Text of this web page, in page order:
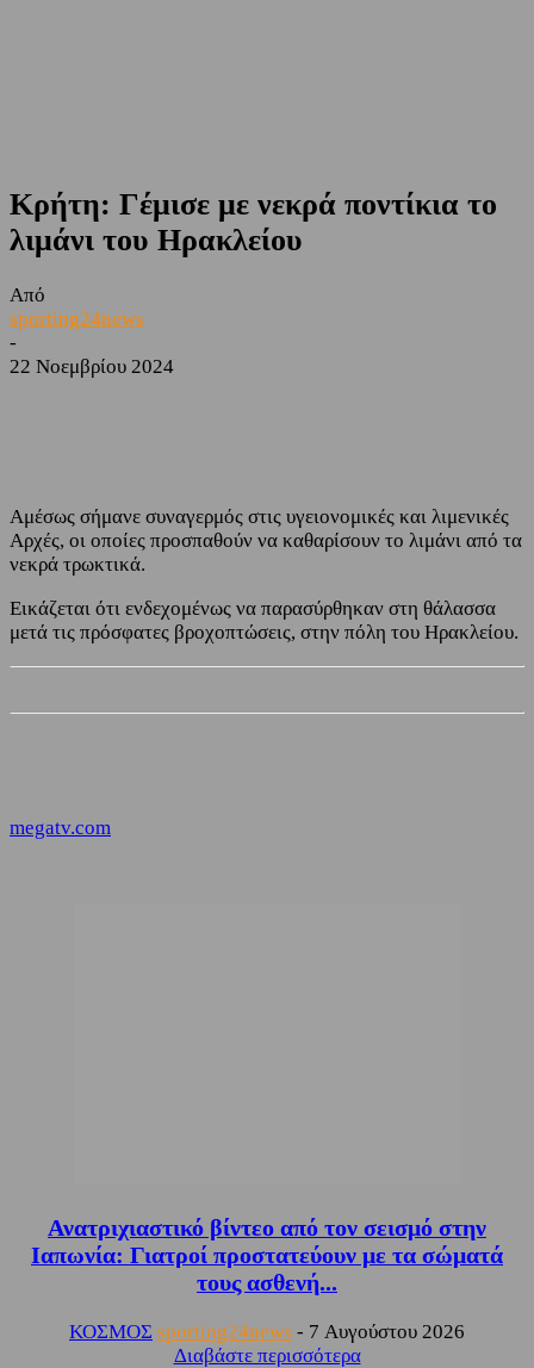
Κρήτη: Γέμισε με νεκρά ποντίκια το
λιμάνι του Ηρακλείου
Από
sporting24news
-
22 Νοεμβρίου 2024
Αμέσως σήμανε συναγερμός στις υγειονομικές και λιμενικές
Αρχές, οι οποίες προσπαθούν να καθαρίσουν το λιμάνι από τα
νεκρά τρωκτικά.
Εικάζεται ότι ενδεχομένως να παρασύρθηκαν στη θάλασσα
μετά τις πρόσφατες βροχοπτώσεις, στην πόλη του Ηρακλείου.
megatv.com
Ανατριχιαστικό βίντεο από τον σεισμό στην
Ιαπωνία: Γιατροί προστατεύουν με τα σώματά
τους ασθενή...
ΚΟΣΜΟΣ sporting24news - 7 Αυγούστου 2026
Διαβάστε περισσότερα